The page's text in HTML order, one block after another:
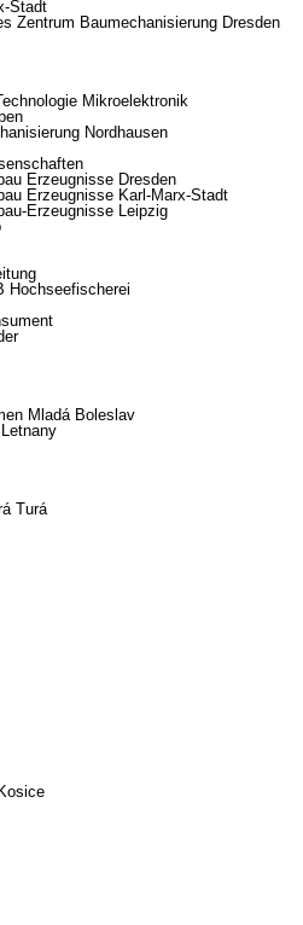
Stadt
Zentrum Baumechanisierung Dresden
Mikroelektronik
Nordhausen
Erzeugnisse Dresden
Erzeugnisse Karl-Marx-Stadt
Erzeugnisse Leipzig
Hochseefischerei
Mladá Boleslav
Turá